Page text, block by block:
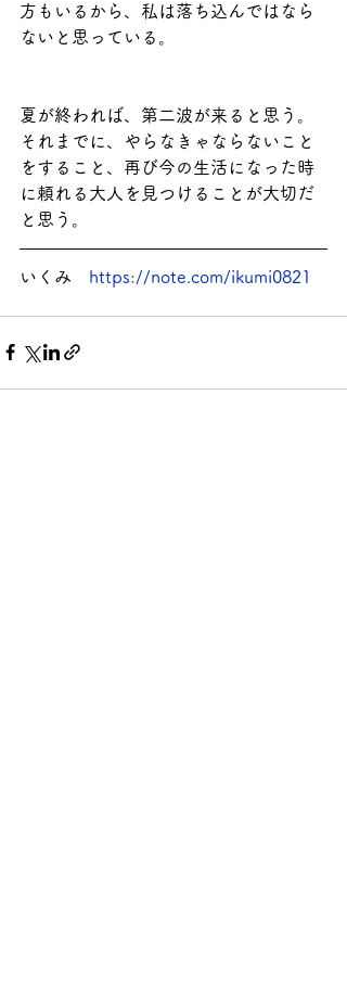
方もいるから、私は落ち込んではなら
ないと思っている。
夏が終われば、第二波が来ると思う。
それまでに、やらなきゃならないこと
をすること、再び今の生活になった時
に頼れる大人を見つけることが大切だ
と思う。
いくみ https://note.com/ikumi0821